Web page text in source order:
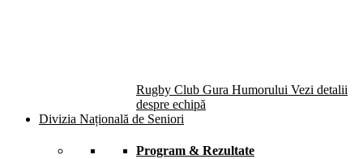
Rugby Club Gura Humorului Vezi detalii
despre echipă
Divizia Națională de Seniori
Program & Rezultate